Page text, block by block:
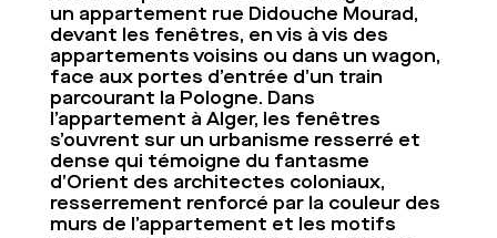
un appartement rue Didouche Mourad,
devant les fenêtres, en vis à vis des
appartements voisins ou dans un wagon,
face aux portes d’entrée d’un train
parcourant la Pologne. Dans
l’appartement à Alger, les fenêtres
s’ouvrent sur un urbanisme resserré et
dense qui témoigne du fantasme
d’Orient des architectes coloniaux,
resserrement renforcé par la couleur des
murs de l’appartement et les motifs